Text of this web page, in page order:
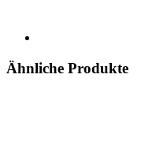
Ähnliche Produkte